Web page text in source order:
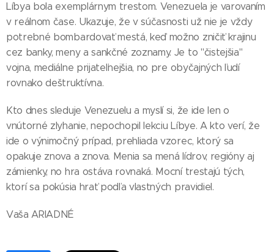
Líbya bola exemplárnym trestom. Venezuela je varovaním
v reálnom čase. Ukazuje, že v súčasnosti už nie je vždy
potrebné bombardovať mestá, keď možno zničiť krajinu
cez banky, meny a sankčné zoznamy. Je to "čistejšia"
vojna, mediálne prijateľnejšia, no pre obyčajných ľudí
rovnako deštruktívna.
Kto dnes sleduje Venezuelu a myslí si, že ide len o
vnútorné zlyhanie, nepochopil lekciu Líbye. A kto verí, že
ide o výnimočný prípad, prehliada vzorec, ktorý sa
opakuje znova a znova. Menia sa mená lídrov, regióny aj
zámienky, no hra ostáva rovnaká. Mocní trestajú tých,
ktorí sa pokúsia hrať podľa vlastných pravidiel.
Vaša ARIADNÉ